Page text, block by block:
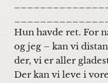
Hun havde ret. For
og jeg – kan vi
der, vi er aller
Der kan vi leve i